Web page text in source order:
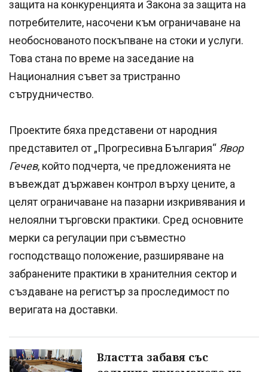
защита на конкуренцията и Закона за защита на
потребителите, насочени към ограничаване на
необоснованото поскъпване на стоки и услуги.
Това стана по време на заседание на
Националния съвет за тристранно
сътрудничество.
Проектите бяха представени от народния
представител от „Прогресивна България“ Явор
Гечев, който подчерта, че предложенията не
въвеждат държавен контрол върху цените, а
целят ограничаване на пазарни изкривявания и
нелоялни търговски практики. Сред основните
мерки са регулации при съвместно
господстващо положение, разширяване на
забранените практики в хранителния сектор и
създаване на регистър за проследимост по
веригата на доставки.
Властта забавя със